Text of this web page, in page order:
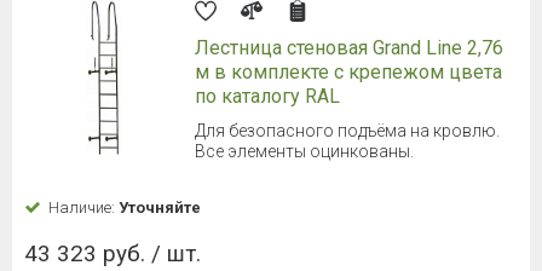
Лестница стеновая Grand Line 2,76
м в комплекте с крепежом цвета
по каталогу RAL
Для безопасного подъёма на кровлю.
Все элементы оцинкованы.
Наличие: Уточняйте
43 323 руб. / шт.